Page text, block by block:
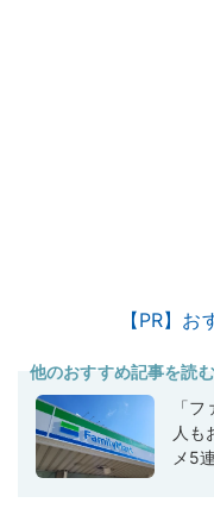
【PR】
他のおすすめ記事を読む
「
人も
メ5